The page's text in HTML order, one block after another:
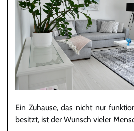
Ein Zuhause, das nicht nur
besitzt, ist der Wunsch vieler